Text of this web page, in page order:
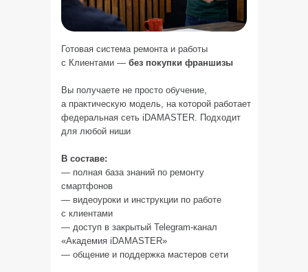
Готовая система ремонта и работы
с Клиентами — без покупки франшизы
Вы получаете не просто обучение,
а практическую модель, на которой работает
федеральная сеть iDAMASTER. Подходит
для любой ниши
В составе:
— полная база знаний по ремонту
смартфонов
— видеоуроки и инструкции по работе
с клиентами
— доступ в закрытый Telegram-канал
«Академия iDAMASTER»
— общение и поддержка мастеров сети